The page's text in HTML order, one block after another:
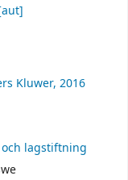
Kluwer, 2016
lagstiftning